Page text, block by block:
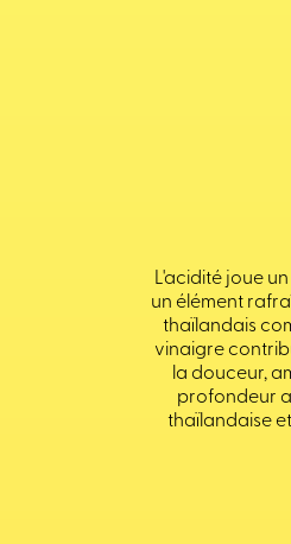
L'acidité joue
un élément
thaïlandais
vinaigre
la douceur,
profondeur
thaïlandaise